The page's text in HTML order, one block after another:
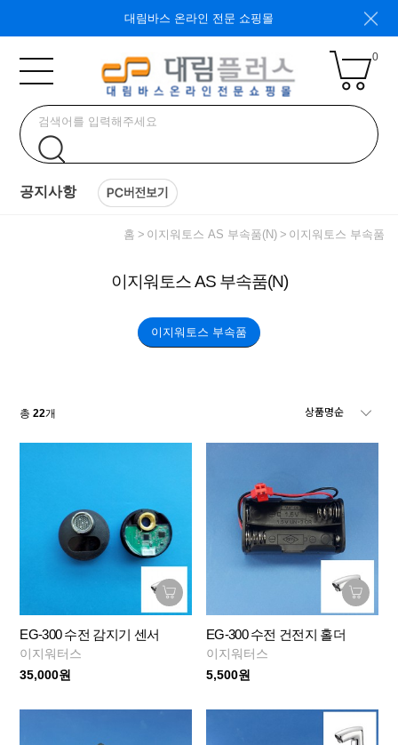
대림바스 온라인 전문 쇼핑몰
0
공지사항
홈 이지워토스 AS 부속품(N) 이지워토스 부속품
이지워토스 AS 부속품(N)
이지워토스 부속품
총22개
EG-300 수전 감지기 센서
이지워터스
35,000원
EG-300 수전 건전지 홀더
이지워터스
5,500원